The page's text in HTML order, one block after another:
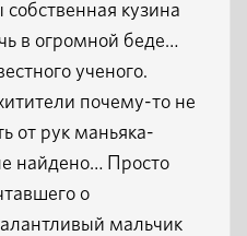
кузина
в огромной беде…
ученого.
почему-то не
от рук маньяка-
найдено… Просто
о
мальчик